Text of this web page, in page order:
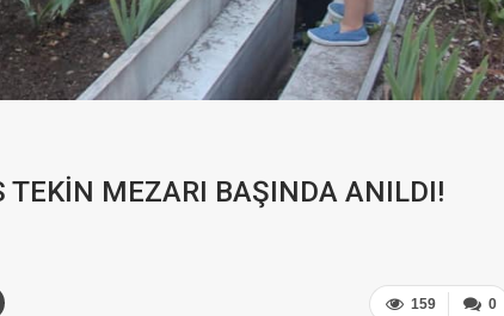
TEKİN MEZARI BAŞINDA ANILDI!
0
159